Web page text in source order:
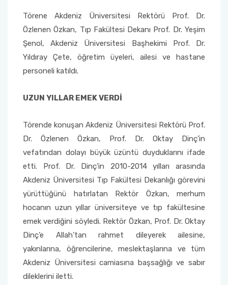
Törene Akdeniz Üniversitesi Rektörü Prof. Dr.
Özlenen Özkan, Tıp Fakültesi Dekanı Prof. Dr. Yeşim
Şenol, Akdeniz Üniversitesi Başhekimi Prof. Dr.
Yıldıray Çete, öğretim üyeleri, ailesi ve hastane
personeli katıldı.
UZUN YILLAR EMEK VERDİ
Törende konuşan Akdeniz Üniversitesi Rektörü Prof.
Dr. Özlenen Özkan, Prof. Dr. Oktay Dinç’in
vefatından dolayı büyük üzüntü duyduklarını ifade
etti. Prof. Dr. Dinç’in 2010-2014 yılları arasında
Akdeniz Üniversitesi Tıp Fakültesi Dekanlığı görevini
yürüttüğünü hatırlatan Rektör Özkan, merhum
hocanın uzun yıllar üniversiteye ve tıp fakültesine
emek verdiğini söyledi. Rektör Özkan, Prof. Dr. Oktay
Dinç’e Allah’tan rahmet dileyerek ailesine,
yakınlarına, öğrencilerine, meslektaşlarına ve tüm
Akdeniz Üniversitesi camiasına başsağlığı ve sabır
dileklerini iletti.
2022-2026 Stratejik Planı
Faaliyet Raporları
Akademik Tören
İlahiyat Fakültesi
İletişim Fakültesi
Kemer Denizcilik Fakültesi
Kumluca Sağlık Bilimleri Fakültesi
Manavgat Sosyal ve Beşeri Bilimler Fakültesi
Manavgat Turizm Fakültesi
Manavgat Yabancı Diller Fakültesi
Mimarlık Fakültesi
Mühendislik Fakültesi
Sağlık Bilimleri Fakültesi
Serik İşletme Fakültesi
Sağlık Hizmetleri MYO
Serik Gülsün Süleyman Süral MYO
Sosyal Bilimler MYO
Teknik Bilimler MYO
Yapı İşleri ve Teknik Daire Başkanlığı
Uluslararası İlişkiler Ofisi
Mezun Bilgi Sistemi
Sıkça Sorulan Sorular
Dış Kaynaklı Proje Takip Sistemi
AB Projeleri